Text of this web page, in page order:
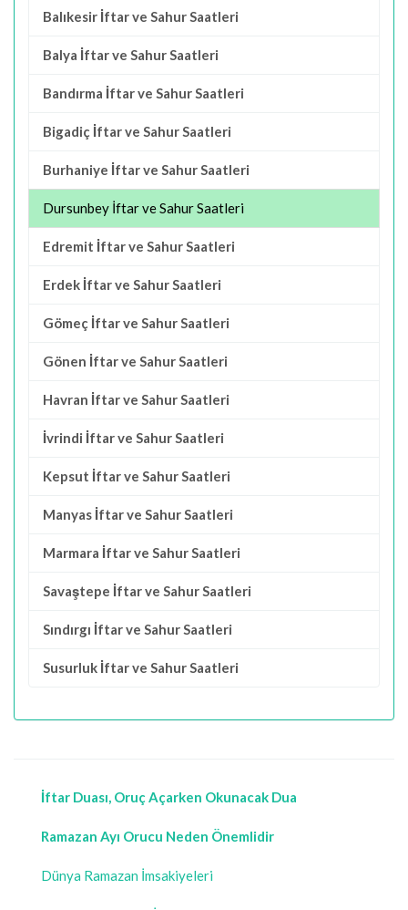
Balıkesir İftar ve Sahur Saatleri
Balya İftar ve Sahur Saatleri
Bandırma İftar ve Sahur Saatleri
Bigadiç İftar ve Sahur Saatleri
Burhaniye İftar ve Sahur Saatleri
Dursunbey İftar ve Sahur Saatleri
Edremit İftar ve Sahur Saatleri
Erdek İftar ve Sahur Saatleri
Gömeç İftar ve Sahur Saatleri
Gönen İftar ve Sahur Saatleri
Havran İftar ve Sahur Saatleri
İvrindi İftar ve Sahur Saatleri
Kepsut İftar ve Sahur Saatleri
Manyas İftar ve Sahur Saatleri
Marmara İftar ve Sahur Saatleri
Savaştepe İftar ve Sahur Saatleri
Sındırgı İftar ve Sahur Saatleri
Susurluk İftar ve Sahur Saatleri
İftar Duası, Oruç Açarken Okunacak Dua
Ramazan Ayı Orucu Neden Önemlidir
Dünya Ramazan İmsakiyeleri